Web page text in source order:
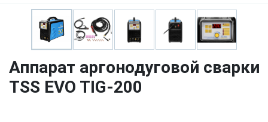
Аппарат аргонодуговой сварки
TSS EVO TIG-200